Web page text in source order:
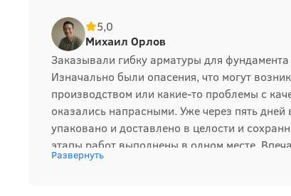
5,0
Михаил Орлов
Заказывали гибку арматуры для
Изначально были опасения, что могут
производством или какие-то проблемы с
оказались напрасными. Уже через пять
упаковано и доставлено в целости и
этапы работ выполнены в одном месте.
положительные, и в будущем обязательно
Развернуть